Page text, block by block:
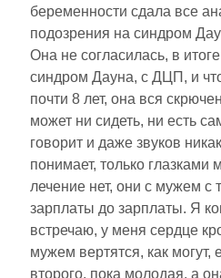
беременности сдала все
подозрения на синдром
Она не согласилась, в
синдром Дауна, с ДЦП, и
почти 8 лет, она вся
может ни сидеть, ни есть
говорит и даже звуков
понимает, только глазками
лечение нет, они с мужем с
зарплаты до зарплаты. Я
встречаю, у меня сердце
мужем вертятся, как могут,
второго, пока молодая, а